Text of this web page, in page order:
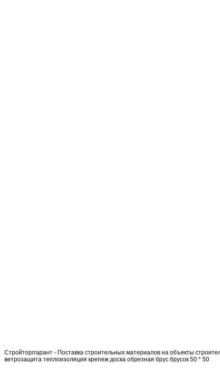
Стройторггарант - Поставка строительных материалов на объекты
ветрозащита теплоизоляция крепеж доска обрезная брус брусок 50 * 50